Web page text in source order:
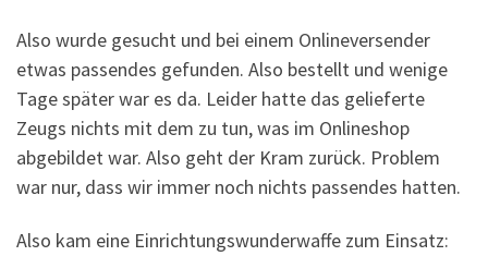
Also wurde gesucht und bei einem Onlineversender
etwas passendes gefunden. Also bestellt und wenige
Tage später war es da. Leider hatte das gelieferte
Zeugs nichts mit dem zu tun, was im Onlineshop
abgebildet war. Also geht der Kram zurück. Problem
war nur, dass wir immer noch nichts passendes hatten.
Also kam eine Einrichtungswunderwaffe zum Einsatz: